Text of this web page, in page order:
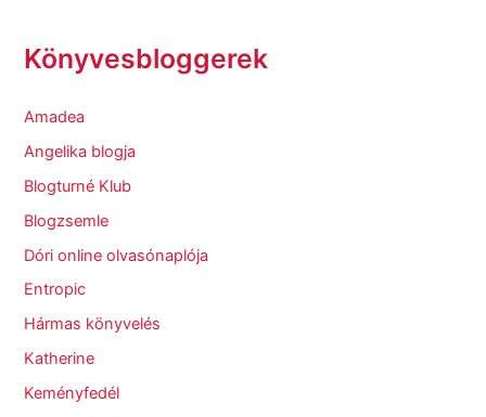
Könyvesbloggerek
Amadea
Angelika blogja
Blogturné Klub
Blogzsemle
Dóri online olvasónaplója
Entropic
Hármas könyvelés
Katherine
Keményfedél